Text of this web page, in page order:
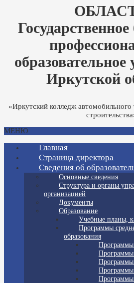
образовательное
Иркутской
«Иркутский колледж
МЕНЮ
Главная
Страница директора
Сведения об
Основные сведения
Структура и органы
организацией
Документы
Образование
Учебные планы,
Программы
образования